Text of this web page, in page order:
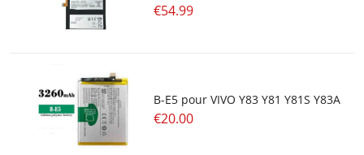
€54.99
B-E5 pour VIVO Y83 Y81 Y81S Y83A
€20.00